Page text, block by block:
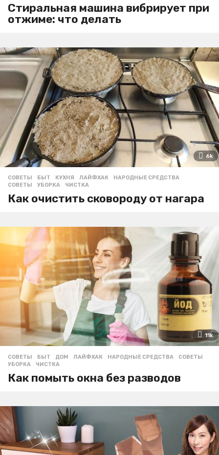
Стиральная машина вибрирует при
отжиме: что делать
6k
СОВЕТЫ БЫТ ,КУХНЯ ,ЛАЙФХАК ,НАРОДНЫЕ СРЕДСТВА
СОВЕТЫ
,УБОРКА ,ЧИСТКА
Как очистить сковороду от нагара
11k
СОВЕТЫ БЫТ ,ДОМ ,ЛАЙФХАК ,НАРОДНЫЕ СРЕДСТВА ,СОВЕТЫ
УБОРКА
,ЧИСТКА
Как помыть окна без разводов